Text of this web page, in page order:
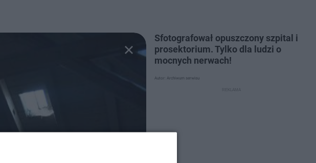
Sfotografował opuszczony szpital i
prosektorium. Tylko dla ludzi o
mocnych nerwach!
Autor: Archiwum serwisu